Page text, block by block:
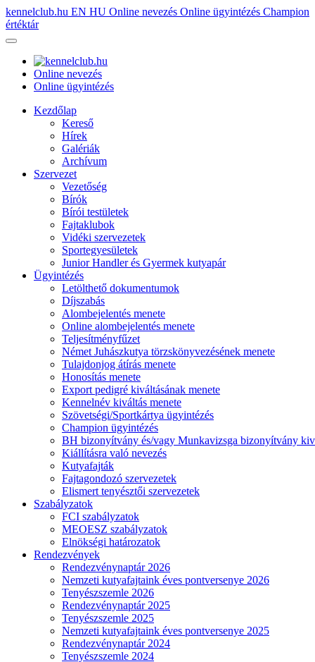
kennelclub.hu EN HU Online nevezés Online ügyintézés Champion
értéktár
Online nevezés
Online ügyintézés
Kezdőlap
Kereső
Hírek
Galériák
Archívum
Szervezet
Vezetőség
Bírók
Bírói testületek
Fajtaklubok
Vidéki szervezetek
Sportegyesületek
Junior Handler és Gyermek kutyapár
Ügyintézés
Letölthető dokumentumok
Díjszabás
Alombejelentés menete
Online alombejelentés menete
Teljesítményfűzet
Német Juhászkutya törzskönyvezésének menete
Tulajdonjog átírás menete
Honosítás menete
Export pedigré kiváltásának menete
Kennelnév kiváltás menete
Szövetségi/Sportkártya ügyintézés
Champion ügyintézés
BH bizonyítvány és/vagy Munkavizsga bizonyítvány
Kiállításra való nevezés
Kutyafajták
Fajtagondozó szervezetek
Elismert tenyésztői szervezetek
Szabályzatok
FCI szabályzatok
MEOESZ szabályzatok
Elnökségi határozatok
Rendezvények
Rendezvénynaptár 2026
Nemzeti kutyafajtaink éves pontversenye 2026
Tenyészszemle 2026
Rendezvénynaptár 2025
Tenyészszemle 2025
Nemzeti kutyafajtaink éves pontversenye 2025
Rendezvénynaptár 2024
Tenyészszemle 2024